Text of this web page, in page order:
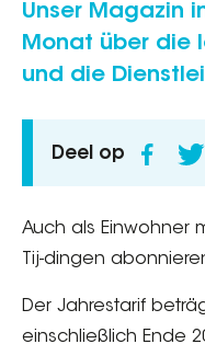
Unser Magazin
Monat über die
und die
Deel op
Auch als Einwohner
Tij-dingen
Der Jahrestarif
einschließlich Ende